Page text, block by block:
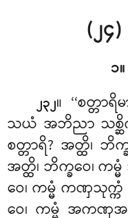
(၂၄)
၁
၂၃၂။ ‘‘စတ္တာရိ
သယံ အဘိညာ သစ္ဆိ
စတ္တာရိ? အတ္ထိ၊
အတ္ထိ၊ ဘိက္ခဝေ၊ ကမ္
ဝေ၊ ကမ္မံကဏှသုက္ကံ
ဝေ၊ ကမ္မံ အကဏှ